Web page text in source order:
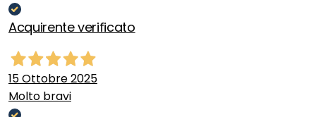
Acquirente verificato
15 Ottobre 2025
Molto bravi